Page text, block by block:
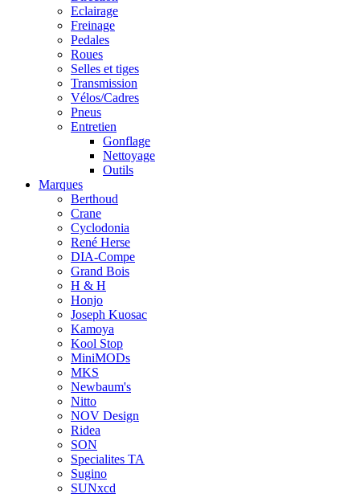
Eclairage
Freinage
Pedales
Roues
Selles et tiges
Transmission
Vélos/Cadres
Pneus
Entretien
Gonflage
Nettoyage
Outils
Marques
Berthoud
Crane
Cyclodonia
René Herse
DIA-Compe
Grand Bois
H & H
Honjo
Joseph Kuosac
Kamoya
Kool Stop
MiniMODs
MKS
Newbaum's
Nitto
NOV Design
Ridea
SON
Specialites TA
Sugino
SUNxcd